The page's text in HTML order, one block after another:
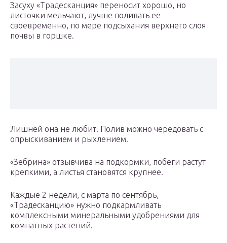
Засуху «Традесканция» переносит хорошо, но
листочки мельчают, лучше поливать ее
своевременно, по мере подсыхания верхнего слоя
почвы в горшке.
Лишней она не любит. Полив можно чередовать с
опрыскиванием и рыхлением.
«Зебрина» отзывчива на подкормки, побеги растут
крепкими, а листья становятся крупнее.
Каждые 2 недели, с марта по сентябрь,
«Традесканцию» нужно подкармливать
комплексными минеральными удобрениями для
комнатных растений.